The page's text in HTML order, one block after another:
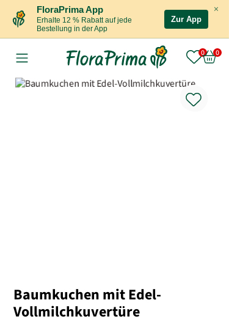
×
FloraPrima App
Erhalte 12 % Rabatt auf jede
Bestellung in der App
Zur App
Baumkuchen mit Edel-
Vollmilchkuvertüre